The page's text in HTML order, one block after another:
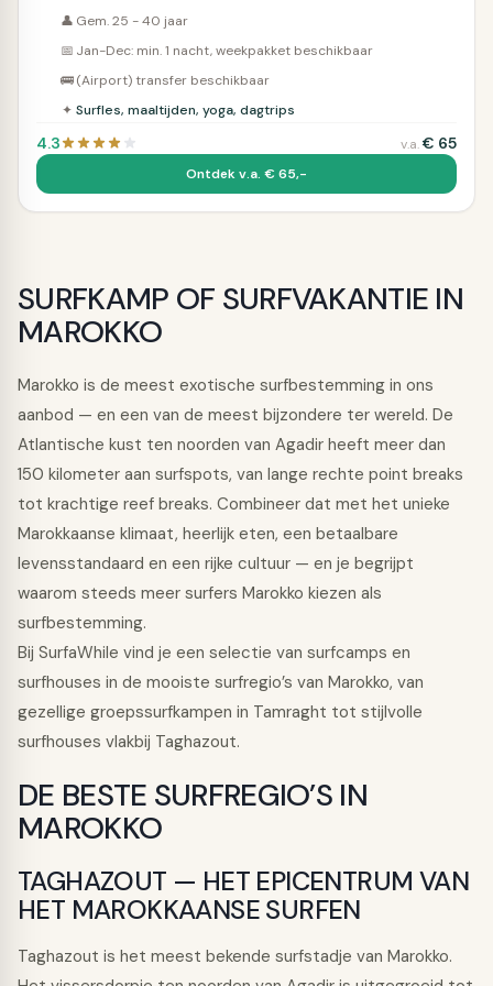
👤 Gem. 25 - 40 jaar
📅 Jan-Dec: min. 1 nacht, weekpakket beschikbaar
🚌(Airport) transfer beschikbaar
✦ Surfles, maaltijden, yoga, dagtrips
4.3 v.a.€ 65
Ontdek v.a. € 65,-
SURFKAMP OF SURFVAKANTIE IN
MAROKKO
Marokko is de meest exotische surfbestemming in ons
aanbod — en een van de meest bijzondere ter wereld. De
Atlantische kust ten noorden van Agadir heeft meer dan
150 kilometer aan surfspots, van lange rechte point breaks
tot krachtige reef breaks. Combineer dat met het unieke
Marokkaanse klimaat, heerlijk eten, een betaalbare
levensstandaard en een rijke cultuur — en je begrijpt
waarom steeds meer surfers Marokko kiezen als
surfbestemming.
Bij SurfaWhile vind je een selectie van surfcamps en
surfhouses in de mooiste surfregio’s van Marokko, van
gezellige groepssurfkampen in Tamraght tot stijlvolle
surfhouses vlakbij Taghazout.
DE BESTE SURFREGIO’S IN
MAROKKO
TAGHAZOUT — HET EPICENTRUM VAN
HET MAROKKAANSE SURFEN
Taghazout is het meest bekende surfstadje van Marokko.